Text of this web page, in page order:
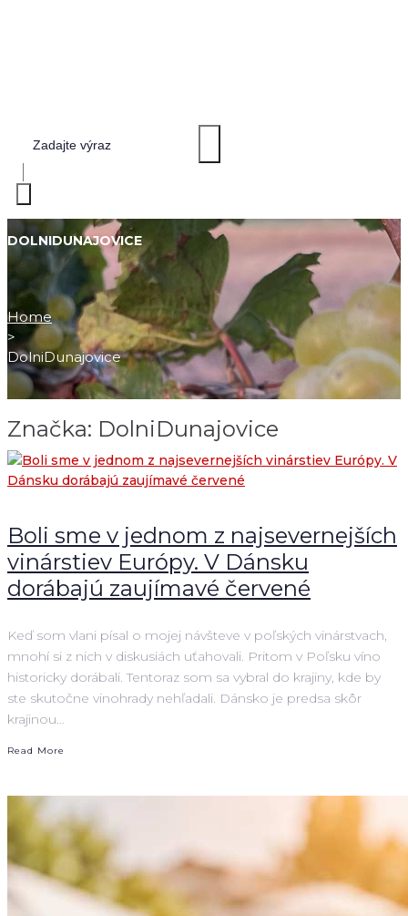
DOLNIDUNAJOVICE
Home
>
DolniDunajovice
Značka: DolniDunajovice
Boli sme v jednom z najsevernejších
vinárstiev Európy. V Dánsku
dorábajú zaujímavé červené
Keď som vlani písal o mojej návšteve v poľských vinárstvach,
mnohí si z nich v diskusiách uťahovali. Pritom v Poľsku víno
historicky dorábali. Tentoraz som sa vybral do krajiny, kde by
ste skutočne vinohrady nehľadali. Dánsko je predsa skôr
krajinou…
Read More